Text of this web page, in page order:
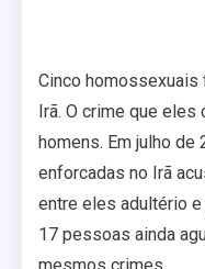
Cinco
Irã. O crime que eles
homens. Em julho
enforcadas no Irã
entre eles adultério
17 pessoas ainda